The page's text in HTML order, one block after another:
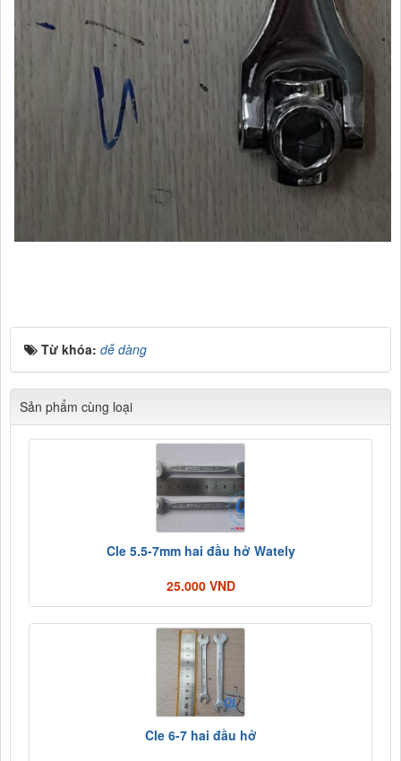
Từ khóa: dễ dàng
Sản phẩm cùng loại
Cle 5.5-7mm hai đầu hở Wately
25.000 VND
Cle 6-7 hai đầu hở